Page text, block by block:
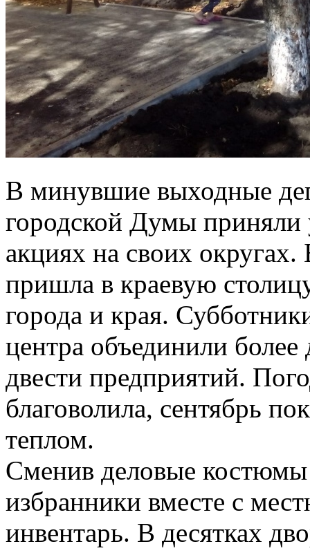
В минувшие выходные
городской Думы приняли
акциях на своих округах.
пришла в краевую
города и края.
центра объединили
двести предприятий.
благоволила, сентябрь
теплом.
Сменив деловые
избранники вместе с
инвентарь. В десятках